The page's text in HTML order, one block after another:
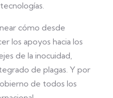
cómo desde
los apoyos hacia los
de la inocuidad,
de plagas. Y por
de todos los